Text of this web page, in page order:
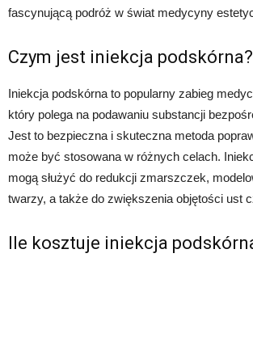
fascynującą podróż w świat medycyny
Czym jest iniekcja podskórna?
Iniekcja podskórna to popularny zabieg
który polega na podawaniu substancji
Jest to bezpieczna i skuteczna metoda
może być stosowana w różnych celach.
mogą służyć do redukcji zmarszczek,
twarzy, a także do zwiększenia objętości ust
Ile kosztuje iniekcja